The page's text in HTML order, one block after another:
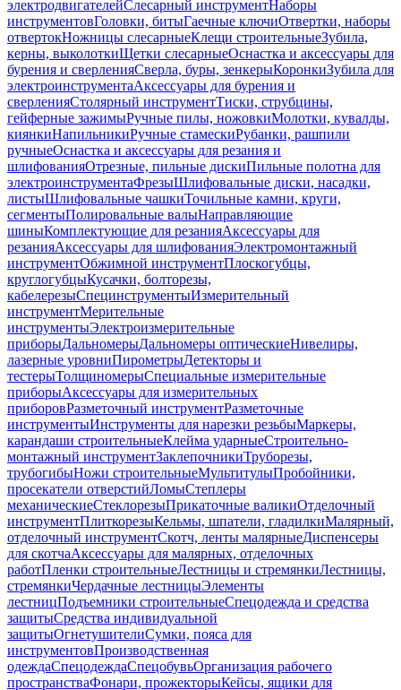
электродвигателейСлесарный инструментНаборы
инструментовГоловки, битыГаечные ключиОтвертки, наборы
отвертокНожницы слесарныеКлещи строительныеЗубила,
керны, выколоткиЩетки слесарныеОснастка и аксессуары для
бурения и сверленияСверла, буры, зенкерыКоронкиЗубила для
электроинструментаАксессуары для бурения и
сверленияСтолярный инструментТиски, струбцины,
гейферные зажимыРучные пилы, ножовкиМолотки, кувалды,
киянкиНапильникиРучные стамескиРубанки, рашпили
ручныеОснастка и аксессуары для резания и
шлифованияОтрезные, пильные дискиПильные полотна для
электроинструментаФрезыШлифовальные диски, насадки,
листыШлифовальные чашкиТочильные камни, круги,
сегментыПолировальные валыНаправляющие
шиныКомплектующие для резанияАксессуары для
резанияАксессуары для шлифованияЭлектромонтажный
инструментОбжимной инструментПлоскогубцы,
круглогубцыКусачки, болторезы,
кабелерезыСпецинструментыИзмерительный
инструментМерительные
инструментыЭлектроизмерительные
приборыДальномерыДальномеры оптическиеНивелиры,
лазерные уровниПирометрыДетекторы и
тестерыТолщиномерыСпециальные измерительные
приборыАксессуары для измерительных
приборовРазметочный инструментРазметочные
инструментыИнструменты для нарезки резьбыМаркеры,
карандаши строительныеКлейма ударныеСтроительно-
монтажный инструментЗаклепочникиТруборезы,
трубогибыНожи строительныеМультитулыПробойники,
просекатели отверстийЛомыСтеплеры
механическиеСтеклорезыПрикаточные валикиОтделочный
инструментПлиткорезыКельмы, шпатели, гладилкиМалярный,
отделочный инструментСкотч, ленты малярныеДиспенсеры
для скотчаАксессуары для малярных, отделочных
работПленки строительныеЛестницы и стремянкиЛестницы,
стремянкиЧердачные лестницыЭлементы
лестницПодъемники строительныеСпецодежда и средства
защитыСредства индивидуальной
защитыОгнетушителиСумки, пояса для
инструментовПроизводственная
одеждаСпецодеждаСпецобувьОрганизация рабочего
пространстваФонари, прожекторыКейсы, ящики для